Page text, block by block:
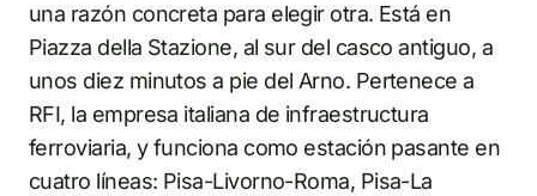
una razón concreta para elegir otra. Está en
Piazza della Stazione, al sur del casco antiguo, a
unos diez minutos a pie del Arno. Pertenece a
RFI, la empresa italiana de infraestructura
ferroviaria, y funciona como estación pasante en
cuatro líneas: Pisa-Livorno-Roma, Pisa-La